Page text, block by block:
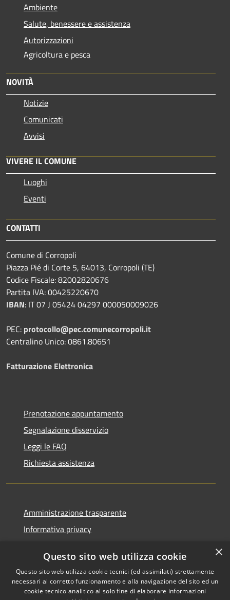
Ambiente
Salute, benessere e assistenza
Autorizzazioni
Agricoltura e pesca
NOVITÀ
Notizie
Comunicati
Avvisi
VIVERE IL COMUNE
Luoghi
Eventi
CONTATTI
Comune di Corropoli
Piazza Pié di Corte 5, 64013, Corropoli (TE)
Codice Fiscale: 82002820676
Partita IVA: 00425220670
IBAN: IT 07 J 05424 04297 000050009026
PEC: protocollo@pec.comunecorropoli.it
Centralino Unico: 0861.80651
Fatturazione Elettronica
Prenotazione appuntamento
Segnalazione disservizio
Leggi le FAQ
Richiesta assistenza
Amministrazione trasparente
Informativa privacy
Dichiarazione di accessibilità
×
Questo sito web utilizza cookie
Questo sito web utilizza cookie tecnici (ed assimilati) strettamente
necessari al corretto funzionamento e alla navigazione del sito ed un
cookie tecnico analitico al solo fine di elaborare informazioni